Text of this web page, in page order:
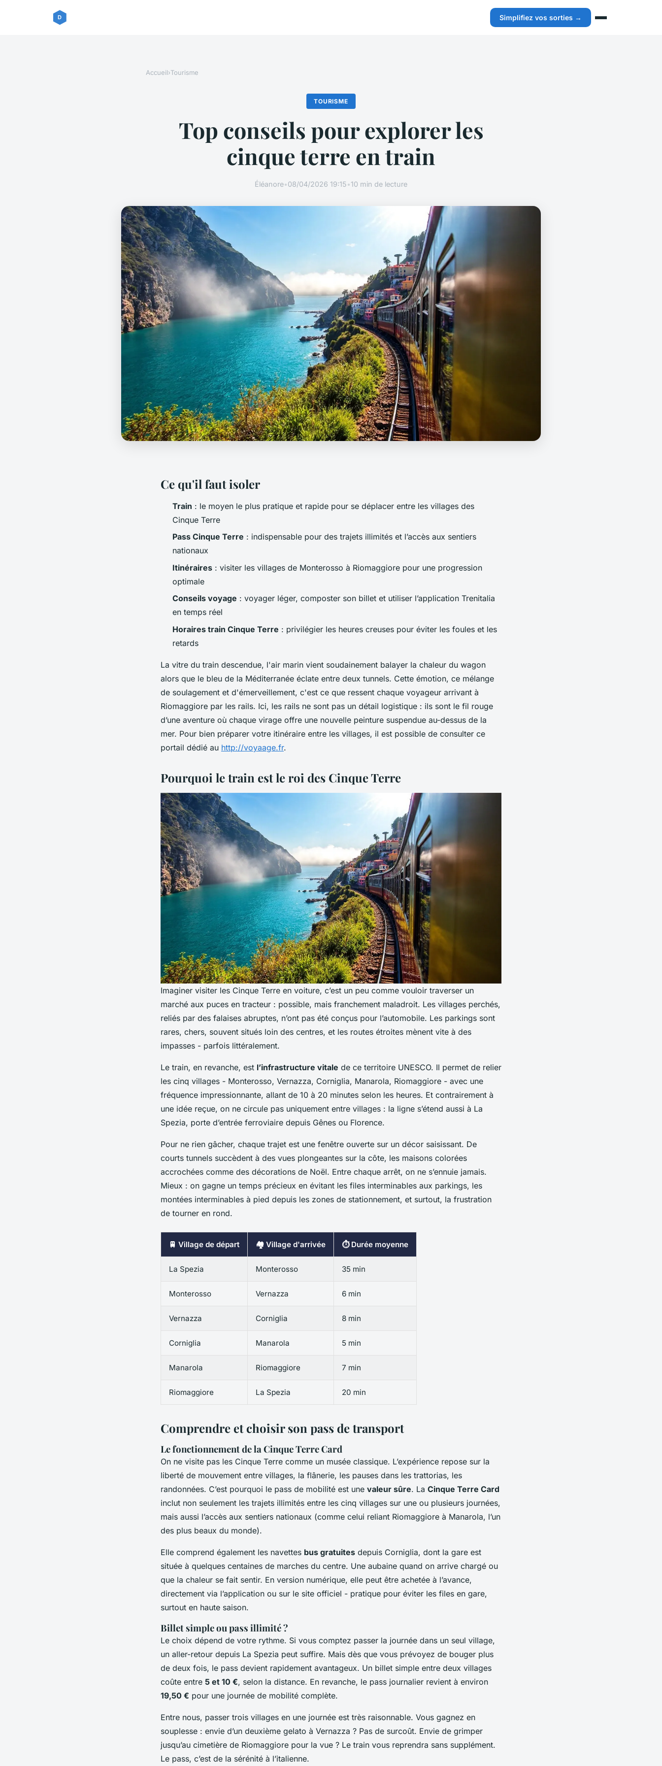
Simplifiez vos sorties →
Accueil›Tourisme
TOURISME
Top conseils pour explorer les
cinque terre en train
Éléanore•08/04/2026 19:15•10 min de lecture
Ce qu'il faut isoler
Train : le moyen le plus pratique et rapide pour se déplacer entre les villages des
Cinque Terre
Pass Cinque Terre : indispensable pour des trajets illimités et l’accès aux sentiers
nationaux
Itinéraires : visiter les villages de Monterosso à Riomaggiore pour une progression
optimale
Conseils voyage : voyager léger, composter son billet et utiliser l’application Trenitalia
en temps réel
Horaires train Cinque Terre : privilégier les heures creuses pour éviter les foules et les
retards
La vitre du train descendue, l'air marin vient soudainement balayer la chaleur du wagon
alors que le bleu de la Méditerranée éclate entre deux tunnels. Cette émotion, ce mélange
de soulagement et d'émerveillement, c'est ce que ressent chaque voyageur arrivant à
Riomaggiore par les rails. Ici, les rails ne sont pas un détail logistique : ils sont le fil rouge
d’une aventure où chaque virage offre une nouvelle peinture suspendue au-dessus de la
mer. Pour bien préparer votre itinéraire entre les villages, il est possible de consulter ce
portail dédié au http://voyaage.fr.
Pourquoi le train est le roi des Cinque Terre
Imaginer visiter les Cinque Terre en voiture, c’est un peu comme vouloir traverser un
marché aux puces en tracteur : possible, mais franchement maladroit. Les villages perchés,
reliés par des falaises abruptes, n’ont pas été conçus pour l’automobile. Les parkings sont
rares, chers, souvent situés loin des centres, et les routes étroites mènent vite à des
impasses - parfois littéralement.
Le train, en revanche, est l’infrastructure vitale de ce territoire UNESCO. Il permet de relier
les cinq villages - Monterosso, Vernazza, Corniglia, Manarola, Riomaggiore - avec une
fréquence impressionnante, allant de 10 à 20 minutes selon les heures. Et contrairement à
une idée reçue, on ne circule pas uniquement entre villages : la ligne s’étend aussi à La
Spezia, porte d’entrée ferroviaire depuis Gênes ou Florence.
Pour ne rien gâcher, chaque trajet est une fenêtre ouverte sur un décor saisissant. De
courts tunnels succèdent à des vues plongeantes sur la côte, les maisons colorées
accrochées comme des décorations de Noël. Entre chaque arrêt, on ne s’ennuie jamais.
Mieux : on gagne un temps précieux en évitant les files interminables aux parkings, les
montées interminables à pied depuis les zones de stationnement, et surtout, la frustration
de tourner en rond.
🚆 Village de départ 🏘️ Village d'arrivée ⏱️ Durée moyenne
La Spezia Monterosso 35 min
Monterosso Vernazza 6 min
Vernazza Corniglia 8 min
Corniglia Manarola 5 min
Manarola Riomaggiore 7 min
Riomaggiore La Spezia 20 min
Comprendre et choisir son pass de transport
Le fonctionnement de la Cinque Terre Card
On ne visite pas les Cinque Terre comme un musée classique. L’expérience repose sur la
liberté de mouvement entre villages, la flânerie, les pauses dans les trattorias, les
randonnées. C’est pourquoi le pass de mobilité est une valeur sûre. La Cinque Terre Card
inclut non seulement les trajets illimités entre les cinq villages sur une ou plusieurs journées,
mais aussi l’accès aux sentiers nationaux (comme celui reliant Riomaggiore à Manarola, l’un
des plus beaux du monde).
Elle comprend également les navettes bus gratuites depuis Corniglia, dont la gare est
située à quelques centaines de marches du centre. Une aubaine quand on arrive chargé ou
que la chaleur se fait sentir. En version numérique, elle peut être achetée à l’avance,
directement via l’application ou sur le site officiel - pratique pour éviter les files en gare,
surtout en haute saison.
Billet simple ou pass illimité ?
Le choix dépend de votre rythme. Si vous comptez passer la journée dans un seul village,
un aller-retour depuis La Spezia peut suffire. Mais dès que vous prévoyez de bouger plus
de deux fois, le pass devient rapidement avantageux. Un billet simple entre deux villages
coûte entre 5 et 10 €, selon la distance. En revanche, le pass journalier revient à environ
19,50 € pour une journée de mobilité complète.
Entre nous, passer trois villages en une journée est très raisonnable. Vous gagnez en
souplesse : envie d’un deuxième gelato à Vernazza ? Pas de surcoût. Envie de grimper
jusqu’au cimetière de Riomaggiore pour la vue ? Le train vous reprendra sans supplément.
Le pass, c’est de la sérénité à l’italienne.